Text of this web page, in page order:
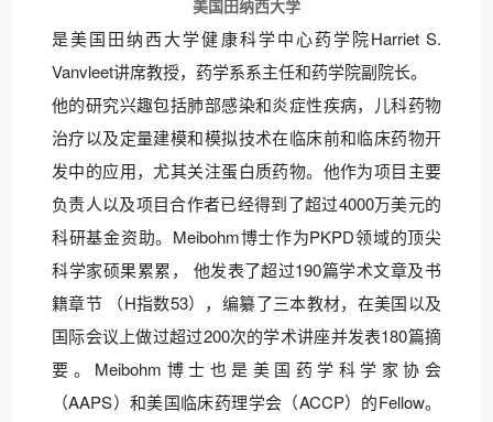
美国田纳西大学
是美国田纳西大学健康科学中心药学院Harriet S.
Vanvleet讲席教授，药学系系主任和药学院副院长。
他的研究兴趣包括肺部感染和炎症性疾病，儿科药物
治疗以及定量建模和模拟技术在临床前和临床药物开
发中的应用，尤其关注蛋白质药物。他作为项目主要
负责人以及项目合作者已经得到了超过4000万美元的
科研基金资助。Meibohm博士作为PKPD领域的顶尖
科学家硕果累累， 他发表了超过190篇学术文章及书
籍章节 （H指数53），编纂了三本教材，在美国以及
国际会议上做过超过200次的学术讲座并发表180篇摘
要。Meibohm博士也是美国药学科学家协会
（AAPS）和美国临床药理学会（ACCP）的Fellow。